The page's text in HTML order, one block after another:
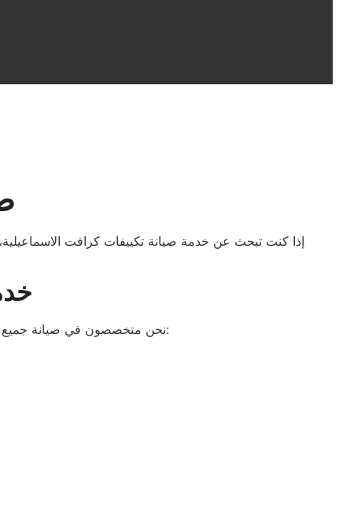
إذا كنت تبحث عن خدمة صيانة تكييفات كرافت
نحن متخصصون في صيانة جميع أنواع تكييفات كرافت، سواء كانت تحتاج إلى إصلاح الأعطال أو صيانة دورية. نقدم لك خدمة الصيانة التي تشمل: